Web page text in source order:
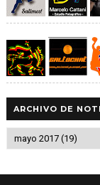
ARCHIVO DE